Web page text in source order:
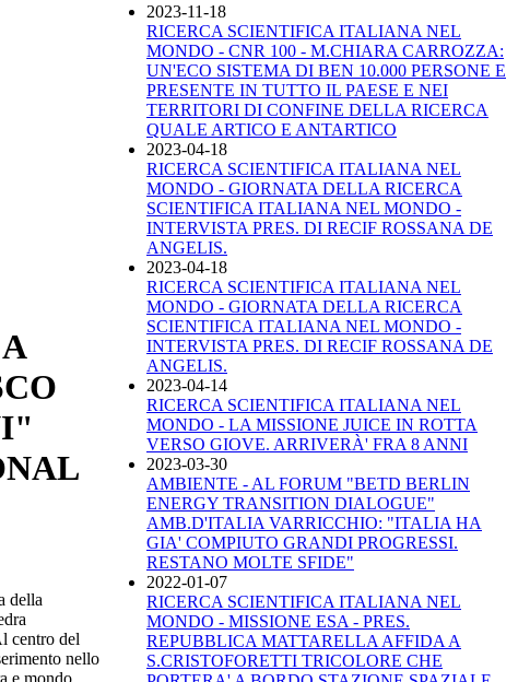
della
centro del
nello
e mondo
2023-11-18
RICERCA SCIENTIFICA ITALIANA NEL
MONDO - CNR 100 - M.CHIARA CARROZZA:
UN'ECO SISTEMA DI BEN 10.000 PERSONE E
PRESENTE IN TUTTO IL PAESE E NEI
TERRITORI DI CONFINE DELLA RICERCA
QUALE ARTICO E ANTARTICO
2023-04-18
RICERCA SCIENTIFICA ITALIANA NEL
MONDO - GIORNATA DELLA RICERCA
SCIENTIFICA ITALIANA NEL MONDO -
INTERVISTA PRES. DI RECIF ROSSANA DE
ANGELIS.
2023-04-18
RICERCA SCIENTIFICA ITALIANA NEL
MONDO - GIORNATA DELLA RICERCA
SCIENTIFICA ITALIANA NEL MONDO -
INTERVISTA PRES. DI RECIF ROSSANA DE
ANGELIS.
2023-04-14
RICERCA SCIENTIFICA ITALIANA NEL
MONDO - LA MISSIONE JUICE IN ROTTA
VERSO GIOVE. ARRIVERÀ' FRA 8 ANNI
2023-03-30
AMBIENTE - AL FORUM "BETD BERLIN
ENERGY TRANSITION DIALOGUE"
AMB.D'ITALIA VARRICCHIO: "ITALIA HA
GIA' COMPIUTO GRANDI PROGRESSI.
RESTANO MOLTE SFIDE"
2022-01-07
RICERCA SCIENTIFICA ITALIANA NEL
MONDO - MISSIONE ESA - PRES.
REPUBBLICA MATTARELLA AFFIDA A
S.CRISTOFORETTI TRICOLORE CHE